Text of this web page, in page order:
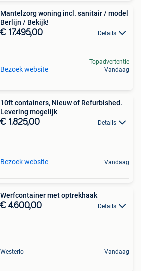
Mantelzorg woning incl. sanitair / model
Berlijn / Bekijk!
€ 17.495,00 Details
Bezoek website
Topadvertentie
Vandaag
10ft containers, Nieuw of Refurbished.
Levering mogelijk
€ 1.825,00 Details
Bezoek website Vandaag
Werfcontainer met optrekhaak
€ 4.600,00 Details
Westerlo Vandaag